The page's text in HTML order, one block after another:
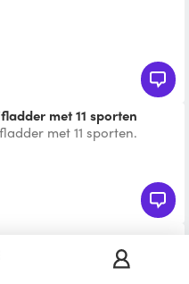
met 11 sporten
met 11 sporten.